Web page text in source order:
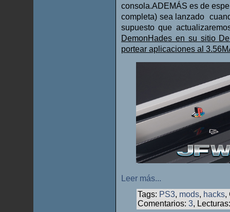
consola.ADEMÁS es de
completa) sea lanzado
supuesto que
DemonHades en su sitio
portear aplicaciones al
Leer más...
Tags: PS3, mods, hacks,
Comentarios: 3,